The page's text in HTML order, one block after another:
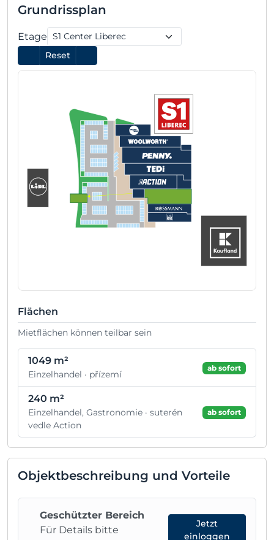
Grundrissplan
Etage
Reset
Flächen
Mietflächen können teilbar sein
1049 m²
Einzelhandel · přízemí
ab sofort
240 m²
Einzelhandel, Gastronomie · suterén
vedle Action
ab sofort
Objektbeschreibung und Vorteile
Geschützter Bereich
Für Details bitte
Jetzt
einloggen